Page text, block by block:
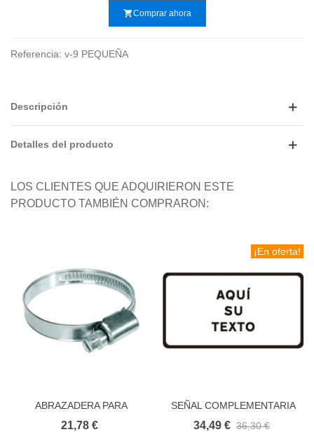
shopping_cartComprar ahora
Referencia: v-9 PEQUEÑA
Descripción
Detalles del producto
LOS CLIENTES QUE ADQUIRIERON ESTE
PRODUCTO TAMBIÉN COMPRARON:
ABRAZADERA PARA
SEÑALES
21,78 €
¡En oferta!
SEÑAL COMPLEMENTARIA
INFORMATIVA
34,49 € 36,30 €